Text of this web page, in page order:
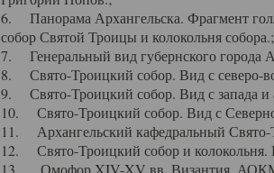
6. Панорама Архангельска. Фрагмент
собор Святой Троицы и колокольня собора.;
7. Генеральный вид губернского города
8. Свято-Троицкий собор. Вид с северо-
9. Свято-Троицкий собор. Вид с запада и
10. Свято-Троицкий собор. Вид с
11. Архангельский кафедральный Свято-
12. Свято-Троицкий собор и колокольня.
13. Омофор XIV-XV вв. Византия.